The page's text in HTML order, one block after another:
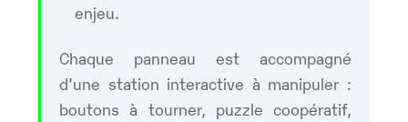
enjeu.
Chaque panneau est accompagné
d’une station interactive à manipuler :
boutons à tourner, puzzle coopératif,